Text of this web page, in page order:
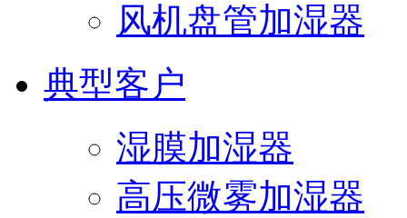
风机盘管加湿器
典型客户
湿膜加湿器
高压微雾加湿器